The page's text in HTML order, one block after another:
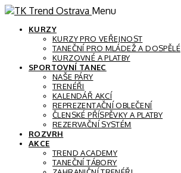
Menu
KURZY
KURZY PRO VEŘEJNOST
TANEČNÍ PRO MLÁDEŽ A DOSPĚLÉ
KURZOVNÉ A PLATBY
SPORTOVNÍ TANEC
NAŠE PÁRY
TRENÉŘI
KALENDÁŘ AKCÍ
REPREZENTAČNÍ OBLEČENÍ
ČLENSKÉ PŘÍSPĚVKY A PLATBY
REZERVAČNÍ SYSTÉM
ROZVRH
AKCE
TREND ACADEMY
TANEČNÍ TÁBORY